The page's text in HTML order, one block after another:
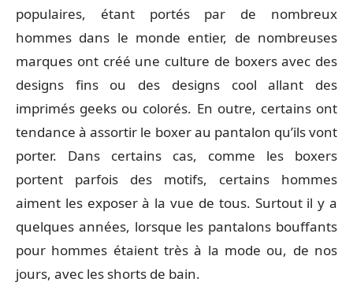
populaires, étant portés par de nombreux
hommes dans le monde entier, de nombreuses
marques ont créé une culture de boxers avec des
designs fins ou des designs cool allant des
imprimés geeks ou colorés. En outre, certains ont
tendance à assortir le boxer au pantalon qu’ils vont
porter. Dans certains cas, comme les boxers
portent parfois des motifs, certains hommes
aiment les exposer à la vue de tous. Surtout il y a
quelques années, lorsque les pantalons bouffants
pour hommes étaient très à la mode ou, de nos
jours, avec les shorts de bain.